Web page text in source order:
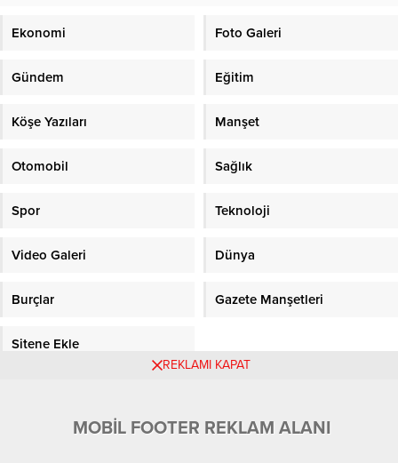
Ekonomi Foto Galeri
Gündem Eğitim
Köşe Yazıları Manşet
Otomobil Sağlık
Spor Teknoloji
Video Galeri Dünya
Burçlar Gazete Manşetleri
Sitene Ekle
REKLAMI KAPAT
MOBİL FOOTER REKLAM ALANI